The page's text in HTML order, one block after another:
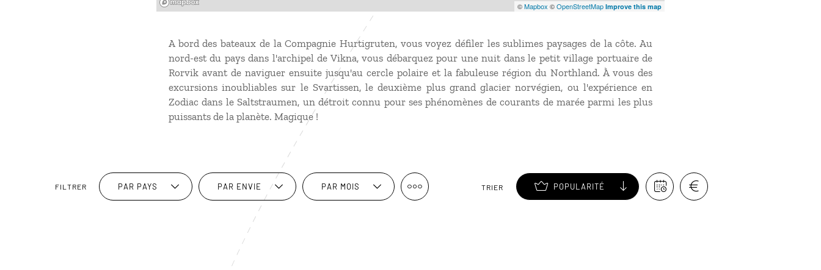
©Mapbox ©OpenStreetMap Improve this map
A bord des bateaux de la Compagnie Hurtigruten, vous voyez défiler les sublimes paysages de la côte. Au
nord-est du pays dans l'archipel de Vikna, vous débarquez pour une nuit dans le petit village portuaire de
Rorvik avant de naviguer ensuite jusqu'au cercle polaire et la fabuleuse région du Northland. À vous des
excursions inoubliables sur le Svartissen, le deuxième plus grand glacier norvégien, ou l'expérience en
Zodiac dans le Saltstraumen, un détroit connu pour ses phénomènes de courants de marée parmi les plus
puissants de la planète. Magique !
FILTRER PAR PAYS PAR ENVIE PAR MOIS TRIER POPULARITÉ